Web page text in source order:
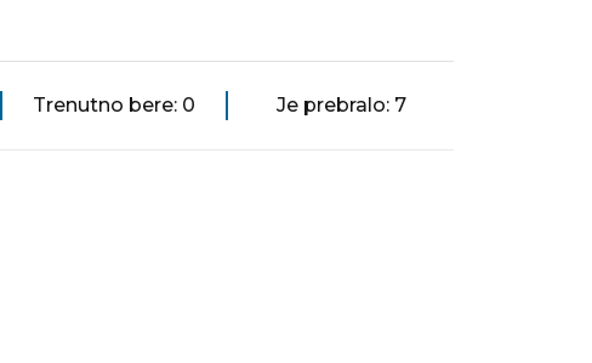
Trenutno bere: 0 Je prebralo: 7